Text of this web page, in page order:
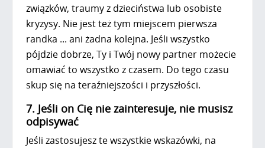
związków, traumy z dzieciństwa lub osobiste
kryzysy. Nie jest też tym miejscem pierwsza
randka ... ani żadna kolejna. Jeśli wszystko
pójdzie dobrze, Ty i Twój nowy partner możecie
omawiać to wszystko z czasem. Do tego czasu
skup się na teraźniejszości i przyszłości.
7. Jeśli on Cię nie zainteresuje, nie musisz
odpisywać
Jeśli zastosujesz te wszystkie wskazówki, na